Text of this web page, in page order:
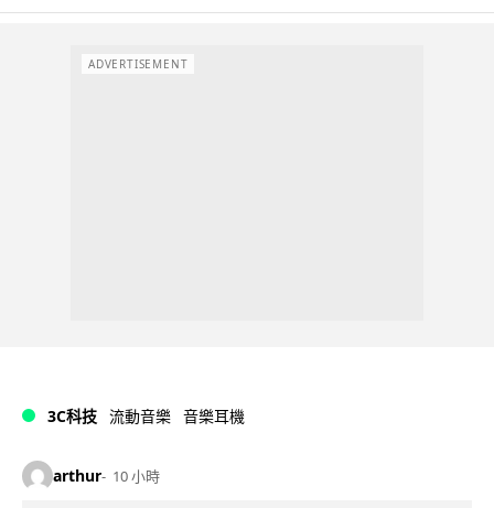
ADVERTISEMENT
3C科技 流動音樂 音樂耳機
arthur 10 小時